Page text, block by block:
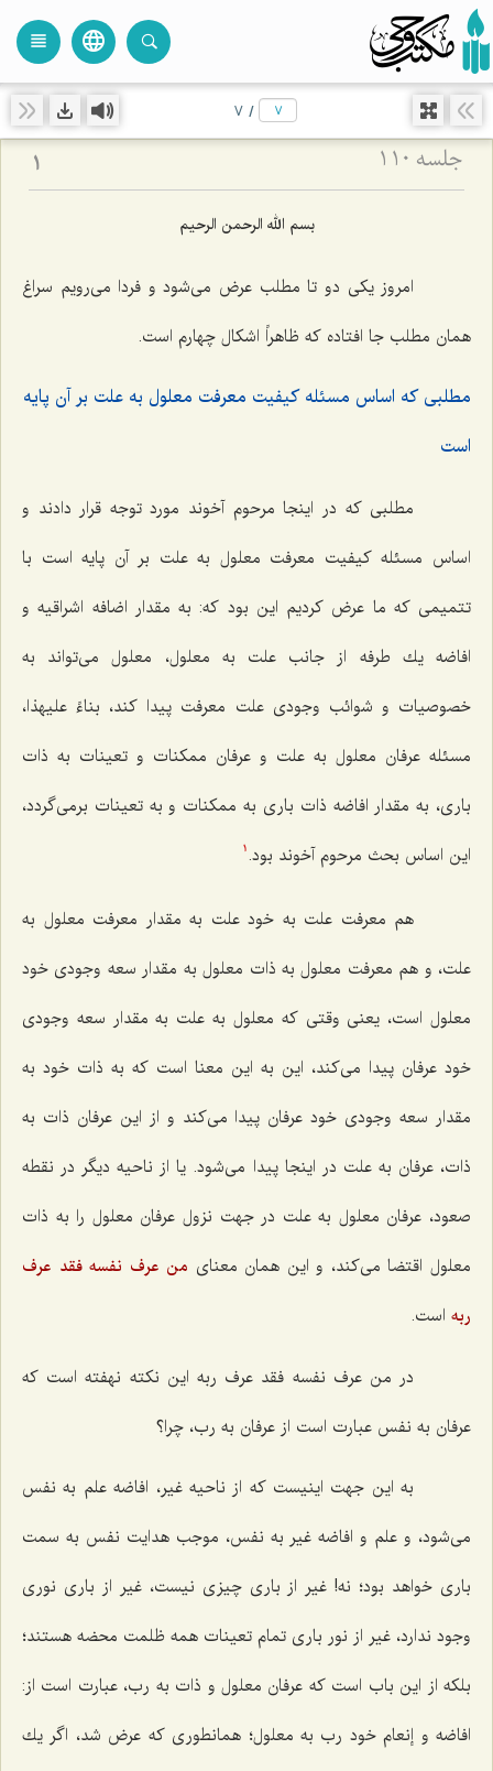
language
view_headline
/
7
جلسه ۱۱۰ 1
بسم الله الرحمن الرحیم
امروز یكى دو تا مطلب عرض مى‌شود و فردا مى‌رویم سراغ
همان مطلب جا افتاده كه ظاهراً اشكال چهارم است.
مطلبى كه اساس مسئله كیفیت معرفت معلول به علت بر آن پایه
است
مطلبى كه در اینجا مرحوم آخوند مورد توجه قرار دادند و
اساس مسئله كیفیت معرفت معلول به علت بر آن پایه است با
تتمیمى كه ما عرض كردیم این بود كه: به مقدار اضافه اشراقیه و
افاضه یك طرفه از جانب علت به معلول، معلول مى‌تواند به
خصوصیات و شوائب وجودى علت معرفت پیدا كند، بناءً علیهذا،
مسئله عرفان معلول به علت و عرفان ممكنات و تعینات به ذات
بارى، به مقدار افاضه ذات بارى به ممكنات و به تعینات برمى‌گردد،
این اساس بحث مرحوم آخوند بود. 1
هم معرفت علت به خود علت به مقدار معرفت معلول به
علت، و هم معرفت معلول به ذات معلول به مقدار سعه وجودى خود
معلول است، یعنى وقتى كه معلول به علت به مقدار سعه وجودى
خود عرفان پیدا مى‌كند، این به این معنا است كه به ذات خود به
مقدار سعه وجودى خود عرفان پیدا مى‌كند و از این عرفان ذات به
ذات، عرفان به علت در اینجا پیدا مى‌شود. یا از ناحیه دیگر در نقطه
صعود، عرفان معلول به علت در جهت نزول عرفان معلول را به ذات
معلول اقتضا مى‌كند، و این همان معناى من عرف نفسه فقد عرف
ربه است.
در من عرف نفسه فقد عرف ربه این نكته نهفته است كه
عرفان به نفس عبارت است از عرفان به رب، چرا؟
به این جهت اینیست كه از ناحیه غیر، افاضه علم به نفس
مى‌شود، و علم و افاضه غیر به نفس، موجب هدایت نفس به سمت
بارى خواهد بود؛ نه! غیر از بارى چیزى نیست، غیر از بارى نورى
وجود ندارد، غیر از نور بارى تمام تعینات همه ظلمت محضه هستند؛
بلكه از این باب است كه عرفان معلول و ذات به رب، عبارت است از:
افاضه و إنعام خود رب به معلول؛ همانطورى كه عرض شد، اگر یك